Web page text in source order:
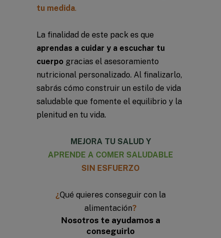
tu medida.
La finalidad de este pack es que
aprendas a cuidar y a escuchar tu
cuerpo gracias el asesoramiento
nutricional personalizado. Al finalizarlo,
sabrás cómo construir un estilo de vida
saludable que fomente el equilibrio y la
plenitud en tu vida.
MEJORA TU SALUD Y
APRENDE A COMER SALUDABLE
SIN ESFUERZO
¿Qué quieres conseguir con la
alimentación?
Nosotros te ayudamos a
conseguirlo